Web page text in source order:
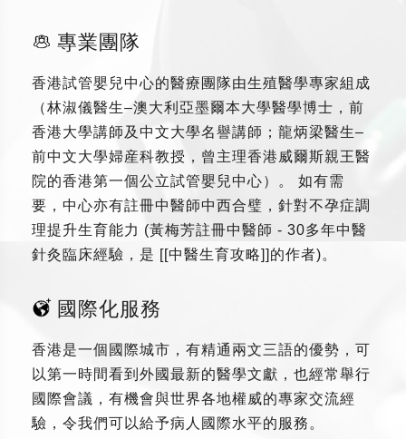
專業團隊
香港試管嬰兒中心的醫療團隊由生殖醫學專家組成
（林淑儀醫生–澳大利亞墨爾本大學醫學博士，前
香港大學講師及中文大學名譽講師；龍炳梁醫生–
前中文大學婦産科教授，曾主理香港威爾斯親王醫
院的香港第一個公立試管嬰兒中心）。 如有需
要，中心亦有註冊中醫師中西合璧，針對不孕症調
理提升生育能力 (黃梅芳註冊中醫師 - 30多年中醫
針灸臨床經驗，是 [[中醫生育攻略]]的作者)。
國際化服務
香港是一個國際城市，有精通兩文三語的優勢，可
以第一時間看到外國最新的醫學文獻，也經常舉行
國際會議，有機會與世界各地權威的專家交流經
驗，令我們可以給予病人國際水平的服務。